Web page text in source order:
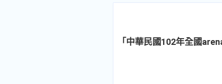
「中華民國102年全國